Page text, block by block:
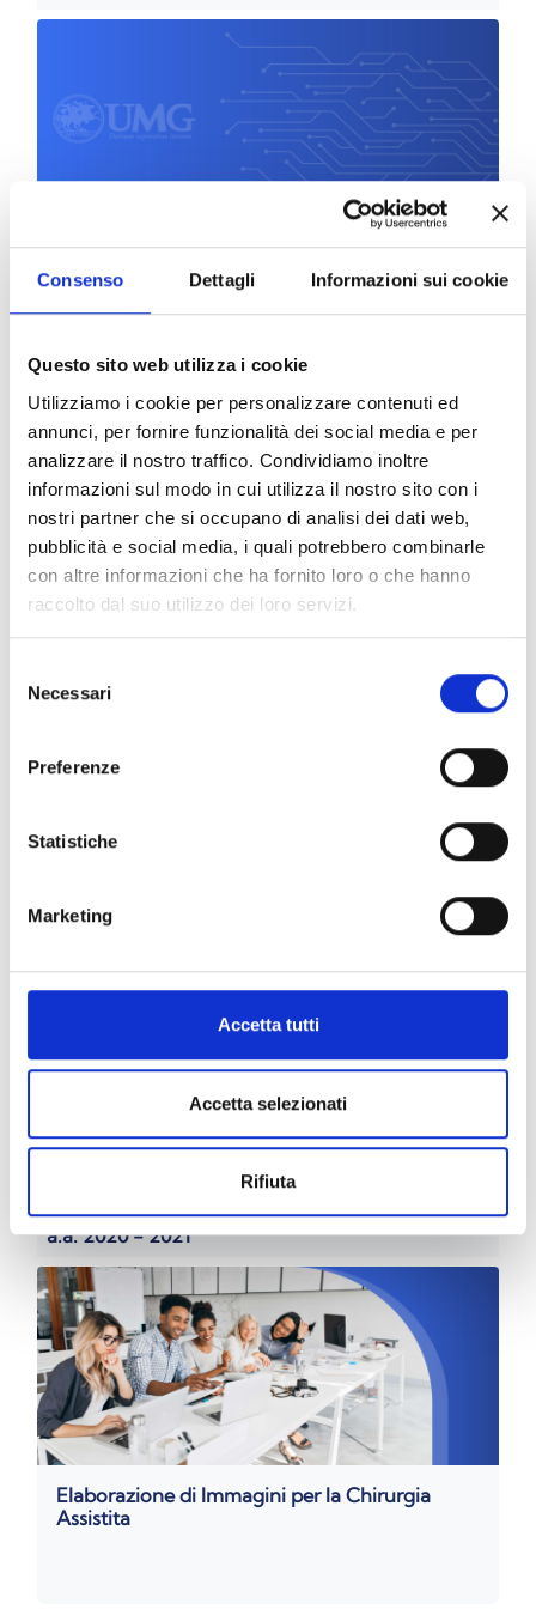
Consenso Dettagli Informazioni sui cookie
Questo sito web utilizza i cookie
Utilizziamo i cookie per personalizzare contenuti ed
annunci, per fornire funzionalità dei social media e per
analizzare il nostro traffico. Condividiamo inoltre
informazioni sul modo in cui utilizza il nostro sito con i
nostri partner che si occupano di analisi dei dati web,
pubblicità e social media, i quali potrebbero combinarle
con altre informazioni che ha fornito loro o che hanno
raccolto dal suo utilizzo dei loro servizi.
delNecessari
Preferenze
Statistiche
Marketing
Accetta tutti
Accetta selezionati
Rifiuta
a.a. 2023-2024
a.a. 2021 - 2022
a.a. 2020 - 2021
Elaborazione di Immagini per la Chirurgia
Assistita